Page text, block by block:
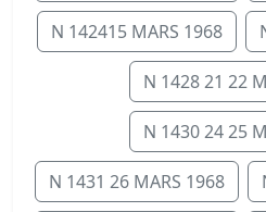
N 142415 MARS 1968
N 1428 21 22
N 1430 24 25
N 1431 26 MARS 1968